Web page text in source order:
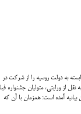
به دولت روسیه را از شرکت در
از ورایتی، متولیان جشنواره
بیانیه آمده است: همزمان با آن که